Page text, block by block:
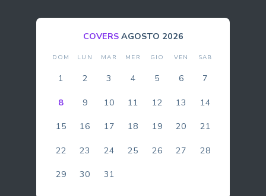
COVERS AGOSTO 2026
DOM LUN MAR MER GIO VEN SAB
1 2 3 4 5 6 7
8 9 10 11 12 13 14
15 16 17 18 19 20 21
22 23 24 25 26 27 28
29 30 31